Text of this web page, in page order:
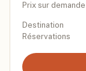
Prix sur demande
Destination
Réservations